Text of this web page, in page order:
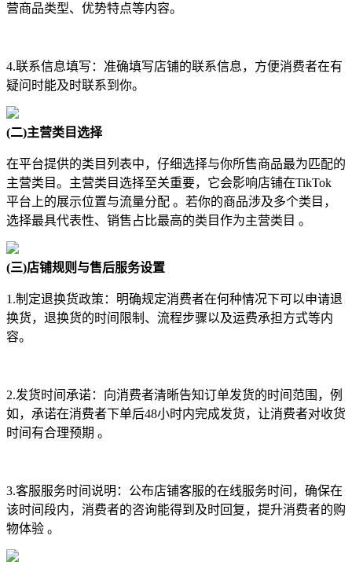
营商品类型、优势特点等内容。
4.联系信息填写：准确填写店铺的联系信息，方便消费者在有
疑问时能及时联系到你。
(二)主营类目选择
在平台提供的类目列表中，仔细选择与你所售商品最为匹配的
主营类目。主营类目选择至关重要，它会影响店铺在TikTok
平台上的展示位置与流量分配 。若你的商品涉及多个类目，
选择最具代表性、销售占比最高的类目作为主营类目 。
(三)店铺规则与售后服务设置
1.制定退换货政策：明确规定消费者在何种情况下可以申请退
换货，退换货的时间限制、流程步骤以及运费承担方式等内
容。
2.发货时间承诺：向消费者清晰告知订单发货的时间范围，例
如，承诺在消费者下单后48小时内完成发货，让消费者对收货
时间有合理预期 。
3.客服服务时间说明：公布店铺客服的在线服务时间，确保在
该时间段内，消费者的咨询能得到及时回复，提升消费者的购
物体验 。